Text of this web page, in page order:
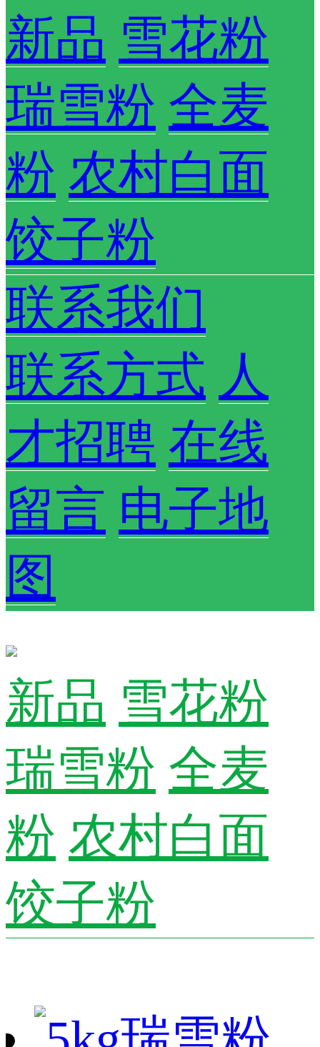
新品 雪花粉
瑞雪粉 全麦
粉 农村白面
饺子粉
联系我们
联系方式 人
才招聘 在线
留言 电子地
图
新品 雪花粉
瑞雪粉 全麦
粉 农村白面
饺子粉